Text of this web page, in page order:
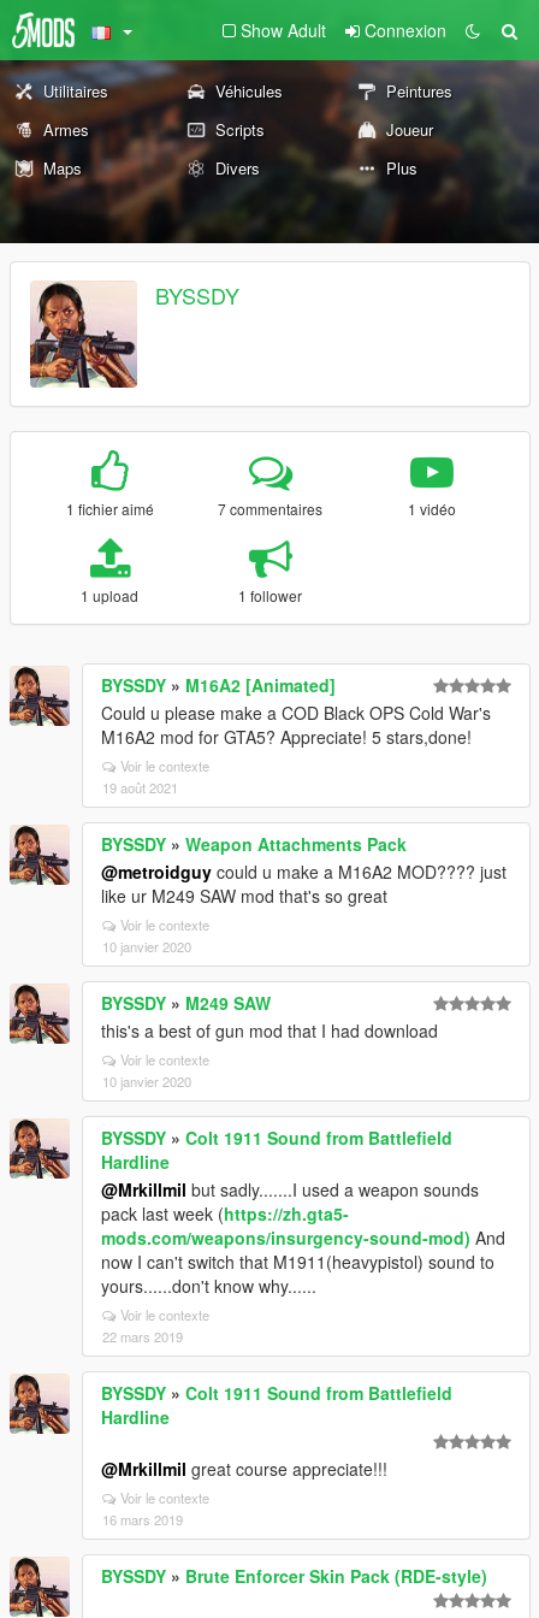
Show Adult Connexion
Utilitaires Véhicules
Peintures
Armes
Scripts
Joueur
Maps
Divers Plus
BYSSDY
1 fichier aimé 7 commentaires 1 vidéo
1 upload 1 follower
BYSSDY » M16A2 [Animated]
Could u please make a COD Black OPS Cold War's
M16A2 mod for GTA5? Appreciate! 5 stars,done!
Voir le contexte
19 août 2021
BYSSDY » Weapon Attachments Pack
@metroidguy could u make a M16A2 MOD???? just
like ur M249 SAW mod that's so great
Voir le contexte
10 janvier 2020
BYSSDY » M249 SAW
this's a best of gun mod that I had download
Voir le contexte
10 janvier 2020
BYSSDY » Colt 1911 Sound from Battlefield
Hardline
@Mrkillmil but sadly.......I used a weapon sounds
pack last week (https://zh.gta5-
mods.com/weapons/insurgency-sound-mod) And
now I can't switch that M1911(heavypistol) sound to
yours......don't know why......
Voir le contexte
22 mars 2019
BYSSDY » Colt 1911 Sound from Battlefield
Hardline
@Mrkillmil great course appreciate!!!
Voir le contexte
16 mars 2019
BYSSDY » Brute Enforcer Skin Pack (RDE-style)